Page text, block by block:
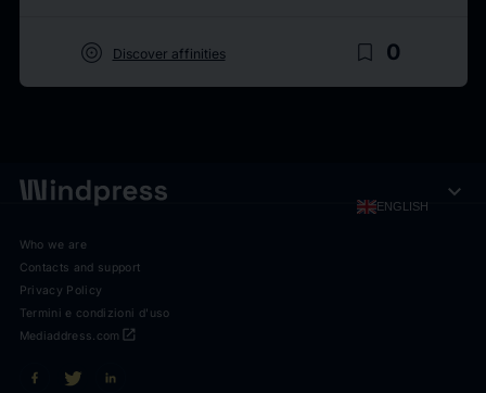
target Discover affinities bookmark_border 0
ENGLISH expand_more
Who we are
Contacts and support
Privacy Policy
Termini e condizioni d'uso
open_in_new
Mediaddress.com